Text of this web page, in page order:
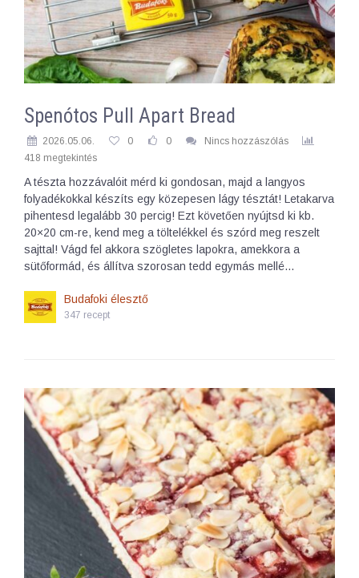
Spenótos Pull Apart Bread
2026.05.06. 0 0
Nincs hozzászólás
418 megtekintés
A tészta hozzávalóit mérd ki gondosan, majd a langyos
folyadékokkal készíts egy közepesen lágy tésztát! Letakarva
pihentesd legalább 30 percig! Ezt követően nyújtsd ki kb.
20×20 cm-re, kend meg a töltelékkel és szórd meg reszelt
sajttal! Vágd fel akkora szögletes lapokra, amekkora a
sütőformád, és állítva szorosan tedd egymás mellé…
Budafoki élesztő
347 recept